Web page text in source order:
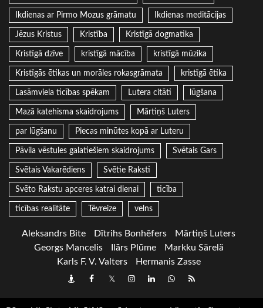
Ikdienas ar Pirmo Mozus grāmatu Ikdienas meditācijas
Jēzus Kristus Kristība Kristīgā dogmatika
Kristīgā dzīve kristīgā mācība kristīgā mūzika
Kristīgās ētikas un morāles rokasgrāmata kristīgā ētika
Lasāmviela ticības spēkam Lutera citāti lūgšana
Mazā katehisma skaidrojums Mārtiņš Luters
par lūgšanu Piecas minūtes kopā ar Luteru
Pāvila vēstules galatiešiem skaidrojums Svētais Gars
Svētais Vakarēdiens Svētie Raksti
Svēto Rakstu apceres katrai dienai ticība
ticības realitāte Tēvreize velns
Aleksandrs Bite Dītrihs Bonhēfers
Mārtiņš Luters
Georgs Mancelis
Ilārs Plūme
Markku Särelä
Karls F. V. Valters
Hermanis Zasse
DraugiemFacebook
TwitterInstagram
LinkedInwhatsapp
RSS